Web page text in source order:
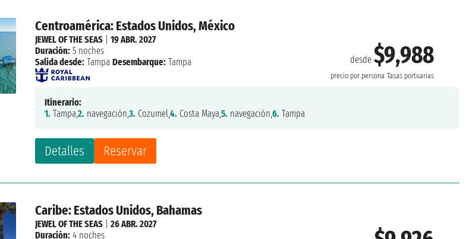
Centroamérica: Estados Unidos, México
desde$9,988
precio por persona Tasas portuarias
Detalles Reservar
JEWEL OF THE SEAS |19 ABR. 2027
Duración: 5 noches
Salida desde: Tampa Desembarque: Tampa
Itinerario:
1. Tampa,2. navegación,3. Cozumel,4. Costa Maya,5. navegación,6. Tampa
Caribe: Estados Unidos, Bahamas
JEWEL OF THE SEAS |26 ABR. 2027
Duración: 4 noches